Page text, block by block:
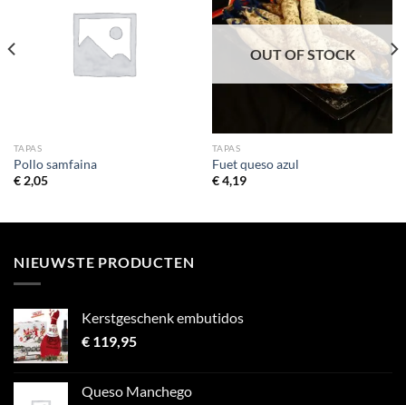
TAPAS
Pollo samfaina
€2,05
OUT OF STOCK
TAPAS
Fuet queso azul
€4,19
NIEUWSTE PRODUCTEN
Kerstgeschenk embutidos
€ 119,95
Queso Manchego